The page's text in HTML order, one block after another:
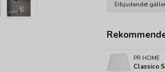
Erbjudandet
PR HOME
Classico